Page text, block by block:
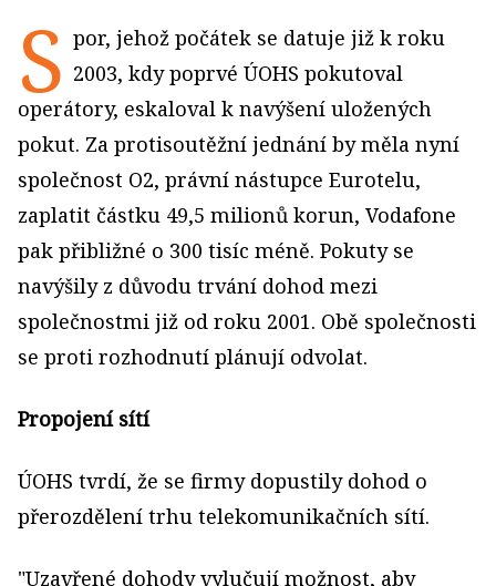
S por, jehož počátek se datuje již k roku
2003, kdy poprvé ÚOHS pokutoval
operátory, eskaloval k navýšení uložených
pokut. Za protisoutěžní jednání by měla nyní
společnost O2, právní nástupce Eurotelu,
zaplatit částku 49,5 milionů korun, Vodafone
pak přibližné o 300 tisíc méně. Pokuty se
navýšily z důvodu trvání dohod mezi
společnostmi již od roku 2001. Obě společnosti
se proti rozhodnutí plánují odvolat.
Propojení sítí
ÚOHS tvrdí, že se firmy dopustily dohod o
přerozdělení trhu telekomunikačních sítí.
"Uzavřené dohody vylučují možnost, aby